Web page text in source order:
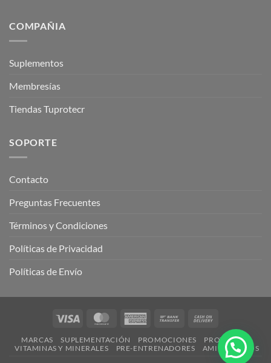
COMPAÑIA
Suplementos
Membresías
Tiendas Tuprotecr
SOPORTE
Contacto
Preguntas Frecuentes
Términos y Condiciones
Políticas de Privacidad
Políticas de Envío
Visa MasterCardAmerican
Bank
On
Delivery
MARCAS SUPLEMENTACIÓN PROMOCIONES
PROTEÍNAS
VITAMINAS Y MINERALES
PRE-ENTRENADORES AMINOÁCIDOS